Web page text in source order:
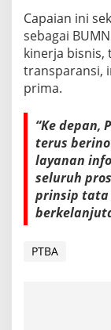
Capaian ini
sebagai
kinerja
transparansi,
prima.
“Ke depan,
terus
layanan
seluruh
prinsip tata
PTBA